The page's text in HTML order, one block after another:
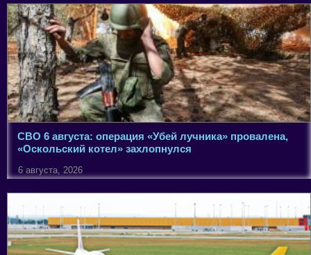
СВО 6 августа: операция «Убей лучника» провалена,
«Оскольский котел» захлопнулся
6 августа, 2026